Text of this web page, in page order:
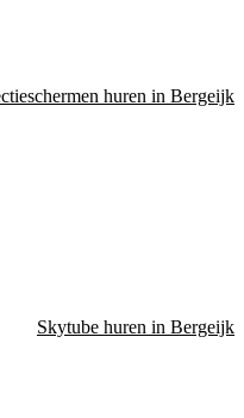
huren in Bergeijk
Skytube huren in Bergeijk